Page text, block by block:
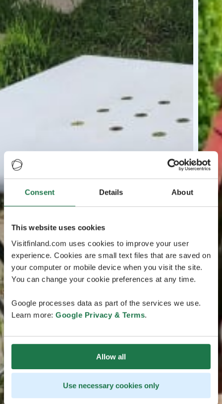
Consent Details About
This website uses cookies
Visitfinland.com uses cookies to improve your user
experience. Cookies are small text files that are saved on
your computer or mobile device when you visit the site.
You can change your cookie preferences at any time.
Google processes data as part of the services we use.
Learn more: Google Privacy & Terms.
Allow all
Use necessary cookies only